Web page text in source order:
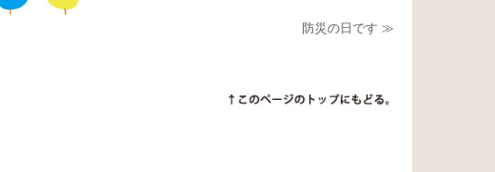
防災の日です ≫